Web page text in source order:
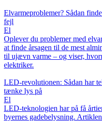
Elvarmeproblemer? Sådan
fejl
El
Oplever du problemer med
at finde årsagen til de mest
til ujævn varme – og viser,
elektriker.
LED-revolutionen: Sådan har
tænke lys på
El
LED-teknologien har på få
byernes gadebelysning.